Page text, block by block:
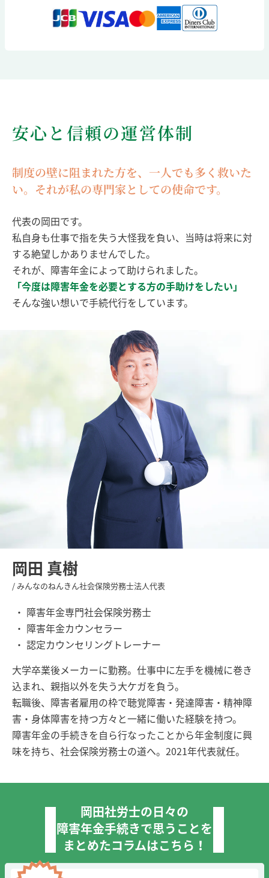
安心と信頼の運営体制
制度の壁に阻まれた方を、一人でも多く救いた
い。 それが私の専門家としての使命です。
代表の岡田です。
私自身も仕事で指を失う大怪我を負い、当時は将来に対
する絶望しかありませんでした。
それが、障害年金によって助けられました。
「今度は障害年金を必要とする方の手助けをしたい」
そんな強い想いで手続代行をしています。
岡田 真樹
/ みんなのねんきん社会保険労務士法人代表
障害年金専門社会保険労務士
障害年金カウンセラー
認定カウンセリングトレーナー
大学卒業後メーカーに勤務。仕事中に左手を機械に巻き
込まれ、親指以外を失う大ケガを負う。
転職後、障害者雇用の枠で聴覚障害・発達障害・精神障
害・身体障害を持つ方々と一緒に働いた経験を持つ。
障害年金の手続きを自ら行なったことから年金制度に興
味を持ち、社会保険労務士の道へ。2021年代表就任。
岡田社労士の日々の
障害年金手続きで思うことを
まとめたコラムはこちら！